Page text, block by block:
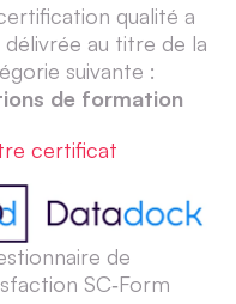
qualité a
délivrée au titre de la
suivante :
de formation
certificat
de
SC‑Form